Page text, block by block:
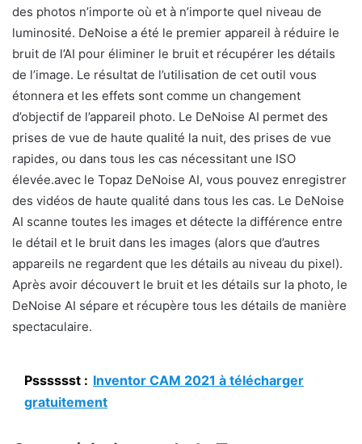
des photos n’importe où et à n’importe quel niveau de
luminosité. DeNoise a été le premier appareil à réduire le
bruit de l’AI pour éliminer le bruit et récupérer les détails
de l’image. Le résultat de l’utilisation de cet outil vous
étonnera et les effets sont comme un changement
d’objectif de l’appareil photo. Le DeNoise AI permet des
prises de vue de haute qualité la nuit, des prises de vue
rapides, ou dans tous les cas nécessitant une ISO
élevée.avec le Topaz DeNoise AI, vous pouvez enregistrer
des vidéos de haute qualité dans tous les cas. Le DeNoise
AI scanne toutes les images et détecte la différence entre
le détail et le bruit dans les images (alors que d’autres
appareils ne regardent que les détails au niveau du pixel).
Après avoir découvert le bruit et les détails sur la photo, le
DeNoise AI sépare et récupère tous les détails de manière
spectaculaire.
Psssssst : Inventor CAM 2021 à télécharger
gratuitement